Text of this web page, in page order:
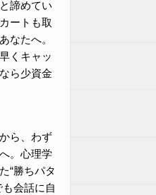
諦めてい
ートも取
なたへ。
くキャッ
ら少資金
ら、わず
。心理学
“勝ちパタ
会話に自